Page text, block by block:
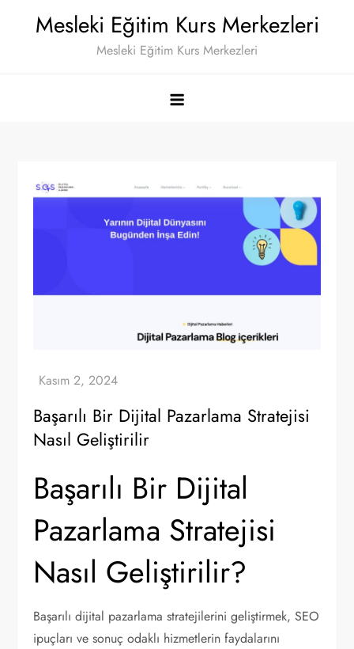
Mesleki Eğitim Kurs Merkezleri
Mesleki Eğitim Kurs Merkezleri
Başarılı Bir Dijital Pazarlama Stratejisi
Nasıl Geliştirilir
Başarılı Bir Dijital
Pazarlama Stratejisi
Nasıl Geliştirilir?
Başarılı dijital pazarlama stratejilerini geliştirmek, SEO
ipuçları ve sonuç odaklı hizmetlerin faydalarını